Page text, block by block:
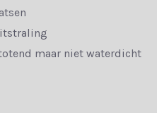
maar niet waterdicht